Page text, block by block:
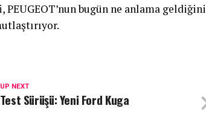
PEUGEOT’nun bugün ne anlama geldiğini
UP NEXT
Test Sürüşü: Yeni Ford Kuga